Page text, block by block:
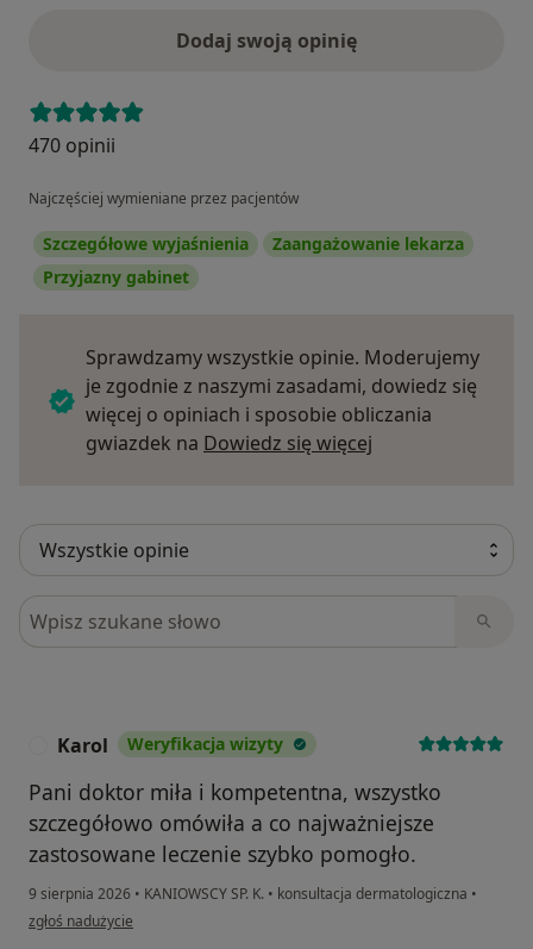
Dodaj swoją opinię
470 opinii
Najczęściej wymieniane przez pacjentów
Szczegółowe wyjaśnienia
Zaangażowanie lekarza
Przyjazny gabinet
Sprawdzamy wszystkie opinie. Moderujemy
je zgodnie z naszymi zasadami, dowiedz się
więcej o opiniach i sposobie obliczania
gwiazdek na Dowiedz się więcej
Szukaj w opiniach
Karol Weryfikacja wizyty
Pani doktor miła i kompetentna, wszystko
szczegółowo omówiła a co najważniejsze
zastosowane leczenie szybko pomogło.
9 sierpnia 2026 • KANIOWSCY SP. K. • konsultacja dermatologiczna •
w opinii użytkownika Karol
zgłoś nadużycie